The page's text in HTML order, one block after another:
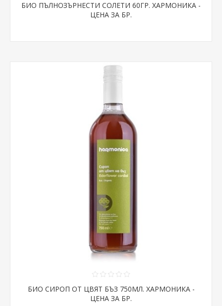
БИО ПЪЛНОЗЪРНЕСТИ СОЛЕТИ 60ГР. ХАРМОНИКА -
ЦЕНА ЗА БР.
БИО СИРОП ОТ ЦВЯТ БЪЗ 750МЛ. ХАРМОНИКА -
ЦЕНА ЗА БР.